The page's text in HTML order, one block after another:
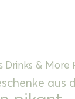
Drinks & More
aus